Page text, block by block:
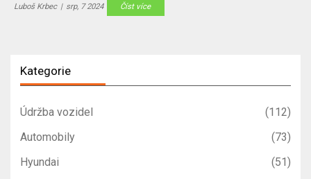
Luboš Krbec | srp, 7 2024 Číst více
Kategorie
Údržba vozidel
(112)
Automobily
(73)
Hyundai
(51)